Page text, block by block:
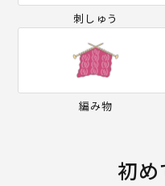
刺しゅう
編み物
初